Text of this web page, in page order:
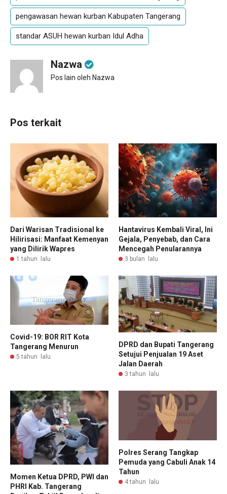
pengawasan hewan kurban Kabupaten Tangerang
standar ASUH hewan kurban Idul Adha
Nazwa
Pos lain oleh Nazwa
Pos terkait
Dari Warisan Tradisional ke
Hilirisasi: Manfaat Kemenyan
yang Dilirik Wapres
1 tahun lalu
Hantavirus Kembali Viral, Ini
Gejala, Penyebab, dan Cara
Mencegah Penularannya
3 bulan lalu
Covid-19: BOR RIT Kota
Tangerang Menurun
5 tahun lalu
DPRD dan Bupati Tangerang
Setujui Penjualan 19 Aset
Jalan Daerah
3 tahun lalu
Momen Ketua DPRD, PWI dan
PHRI Kab. Tangerang
Polres Serang Tangkap
Pemuda yang Cabuli Anak 14
Tahun
4 tahun lalu